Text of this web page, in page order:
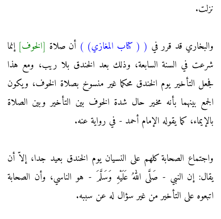
نزلت.
والبخاري قد قرر في ( ( كتاب المغازي) ) أن صلاة [الخوف] إنما
شرعت في السنة السابعة، وذلك بعد الخندق بلا ريب، ومع هذا
فجعل التأخير يوم الخندق محكما غير منسوخ بصلاة الخوف، ويكون
الجمع بينهما بأنه مخير حال شدة الخوف بين التأخير وبين الصلاة
بالإيماء، كما يقوله الإمام أحمد - في رواية عنه.
واجتماع الصحابة كلهم على النسيان يوم الخندق بعيد جدا، إلاّ أن
يقال: إن النبي - صَلَّى اللهُ عَلَيْهِ وَسَلَّمَ - هو الناسي، وأن الصحابة
اتبعوه على التأخير من غير سؤال له عن سببه.